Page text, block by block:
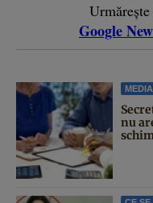
Google
nu